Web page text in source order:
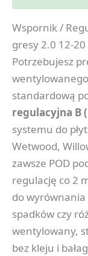
Wspornik /
gresy 2.0 12-
Potrzebujesz
standardową
regulacyjna B
systemu do
Wetwood,
zawsze POD
regulację co 2
do wyrównania
spadków czy
wentylowany,
bez kleju i